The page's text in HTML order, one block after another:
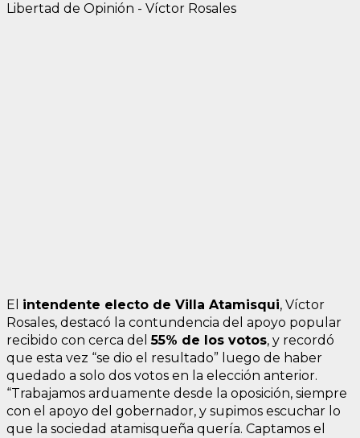
Libertad de Opinión - Víctor Rosales
El intendente electo de Villa Atamisqui, Víctor
Rosales, destacó la contundencia del apoyo popular
recibido con cerca del55% de los votos, y recordó
que esta vez “se dio el resultado” luego de haber
quedado a solo dos votos en la elección anterior.
“Trabajamos arduamente desde la oposición, siempre
con el apoyo del gobernador, y supimos escuchar lo
que la sociedad atamisqueña quería. Captamos el